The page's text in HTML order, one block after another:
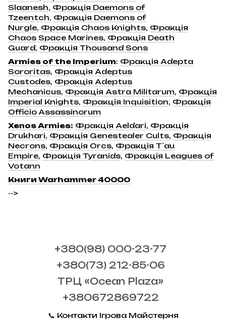
Slaanesh, Фракція Daemons of
Tzeentch, Фракція Daemons of
Nurgle, Фракція Chaos Knights, Фракція
Chaos Space Marines, Фракція Death
Guard, Фракція Thousand Sons
Armies of the Imperium: Фракція Adepta
Sororitas, Фракція Adeptus
Custodes, Фракція Adeptus
Mechanicus, Фракція Astra Militarum, Фракція
Imperial Knights, Фракція Inquisition, Фракція
Officio Assassinorum
Xenos Armies: Фракція Aeldari, Фракція
Drukhari, Фракція Genestealer Cults, Фракція
Necrons, Фракція Orcs, Фракція T`au
Empire, Фракція Tyranids, Фракція Leagues of
Votann
Книги Warhammer 40000
-->
+380(98) 000-23-77
+380(73) 212-85-06
ТРЦ «Ocean Plaza»
+380672869722
📞 Контакти Ігрова Майстерня